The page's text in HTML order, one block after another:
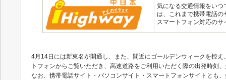
気になる交通情報をい
は、これまで携帯電話
スマートフォン対応の
4月14日には新東名が開通し、また、間近にゴールデンウィークを控
トフォンからご覧いただき、高速道路をご利用いただく際の出発時刻
なお、携帯電話サイト・パソコンサイト・スマートフォンサイトとも